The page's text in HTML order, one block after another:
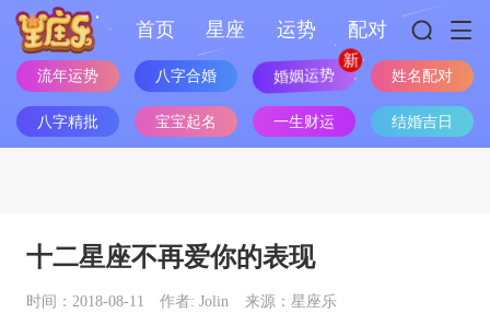
首页 星座 运势 配对
流年运势 八字合婚 婚姻运势 姓名配对
八字精批 宝宝起名 一生财运 结婚吉日
十二星座不再爱你的表现
时间：2018-08-11 作者: Jolin 来源：星座乐